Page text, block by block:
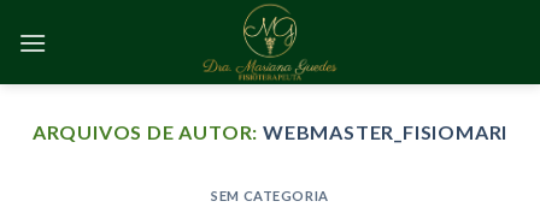
ARQUIVOS DE AUTOR: WEBMASTER_FISIOMARI
SEM CATEGORIA